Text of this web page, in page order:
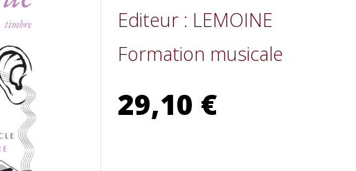
Editeur : LEMOINE
Formation musicale
29,10 €